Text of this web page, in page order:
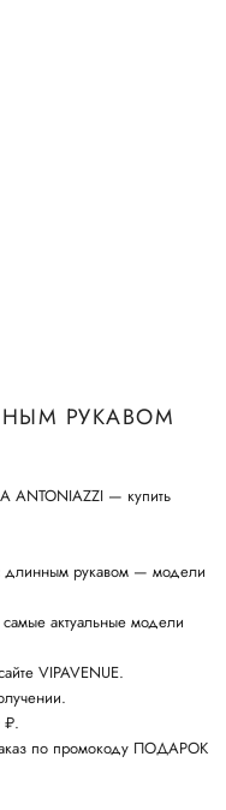
РУКАВОМ
ANTONIAZZI — купить
длинным рукавом — модели
актуальные модели
VIPAVENUE.
₽.
по промокоду ПОДАРОК